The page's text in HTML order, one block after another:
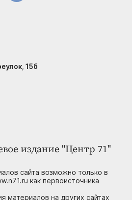
издание "Центр 71"
сайта возможно только в
как первоисточника
материалов на других сайтах
15б